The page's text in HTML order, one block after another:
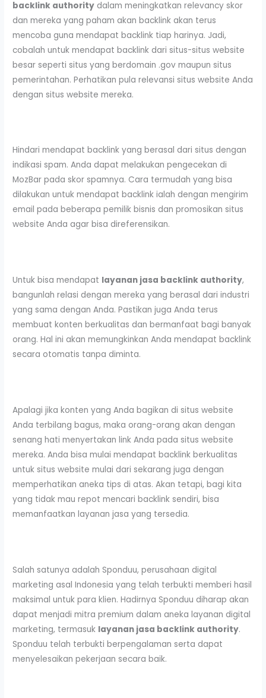
backlink authority dalam meningkatkan relevancy skor
dan mereka yang paham akan backlink akan terus
mencoba guna mendapat backlink tiap harinya. Jadi,
cobalah untuk mendapat backlink dari situs-situs website
besar seperti situs yang berdomain .gov maupun situs
pemerintahan. Perhatikan pula relevansi situs website Anda
dengan situs website mereka.
Hindari mendapat backlink yang berasal dari situs dengan
indikasi spam. Anda dapat melakukan pengecekan di
MozBar pada skor spamnya. Cara termudah yang bisa
dilakukan untuk mendapat backlink ialah dengan mengirim
email pada beberapa pemilik bisnis dan promosikan situs
website Anda agar bisa direferensikan.
Untuk bisa mendapat layanan jasa backlink authority,
bangunlah relasi dengan mereka yang berasal dari industri
yang sama dengan Anda. Pastikan juga Anda terus
membuat konten berkualitas dan bermanfaat bagi banyak
orang. Hal ini akan memungkinkan Anda mendapat backlink
secara otomatis tanpa diminta.
Apalagi jika konten yang Anda bagikan di situs website
Anda terbilang bagus, maka orang-orang akan dengan
senang hati menyertakan link Anda pada situs website
mereka. Anda bisa mulai mendapat backlink berkualitas
untuk situs website mulai dari sekarang juga dengan
memperhatikan aneka tips di atas. Akan tetapi, bagi kita
yang tidak mau repot mencari backlink sendiri, bisa
memanfaatkan layanan jasa yang tersedia.
Salah satunya adalah Sponduu, perusahaan digital
marketing asal Indonesia yang telah terbukti memberi hasil
maksimal untuk para klien. Hadirnya Sponduu diharap akan
dapat menjadi mitra premium dalam aneka layanan digital
marketing, termasuk layanan jasa backlink authority.
Sponduu telah terbukti berpengalaman serta dapat
menyelesaikan pekerjaan secara baik.